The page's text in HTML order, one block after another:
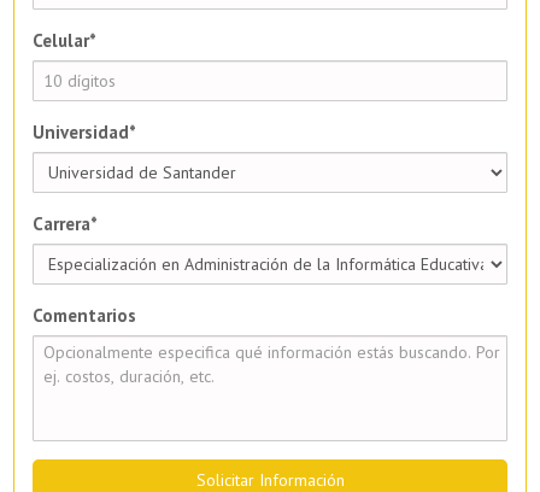
Celular*
Universidad*
Carrera*
Comentarios
Solicitar Información